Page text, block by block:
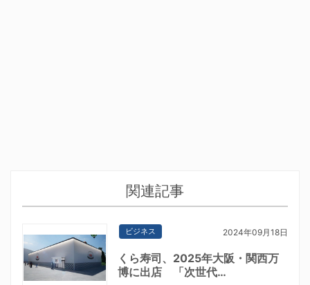
関連記事
ビジネス 2024年09月18日
くら寿司、2025年大阪・関西万
博に出店 「次世代…